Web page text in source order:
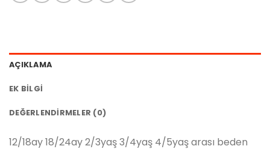
AÇIKLAMA
EK BILGI
DEĞERLENDIRMELER (0)
12/18ay 18/24ay 2/3yaş 3/4yaş 4/5yaş arası beden